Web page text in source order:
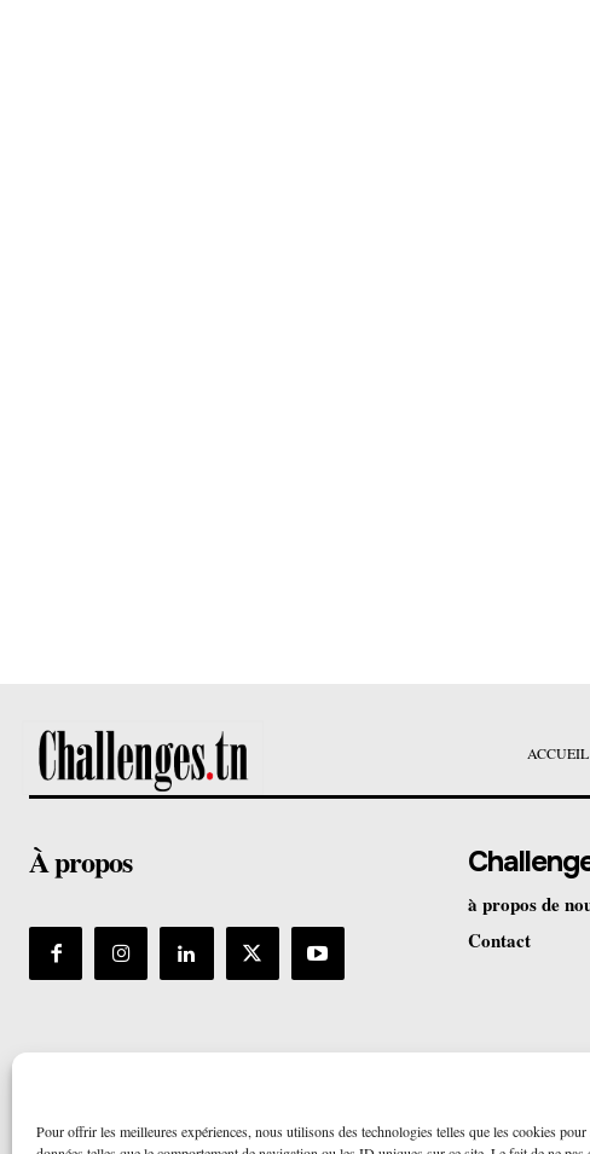
Pour offrir les meilleures expériences, nous utilisons des technologies telles que les cookies
ACCUEIL
À propos
à propos de
Contact